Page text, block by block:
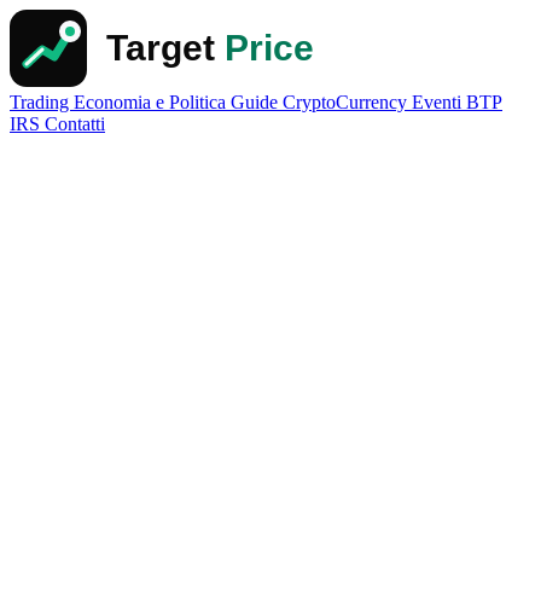
Trading Economia e Politica Guide CryptoCurrency Eventi BTP
IRS Contatti